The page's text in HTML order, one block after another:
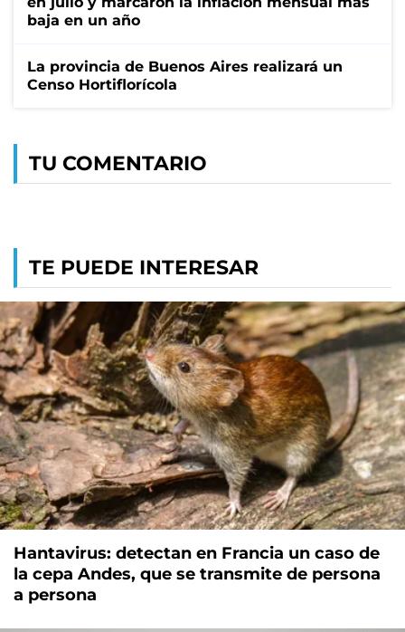
baja en un año
La provincia de Buenos Aires realizará un
Censo Hortiflorícola
TU COMENTARIO
TE PUEDE INTERESAR
Hantavirus: detectan en Francia un caso de
la cepa Andes, que se transmite de persona
a persona